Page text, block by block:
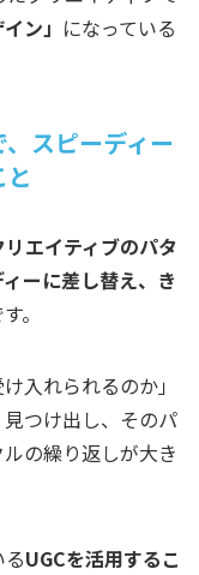
ン」 になっている
スピーディー
リエイティブのパタ
ーに差し替え、き
。
入れられるのか」
見つけ出し、そのパ
の繰り返しが大き
UGCを活用するこ